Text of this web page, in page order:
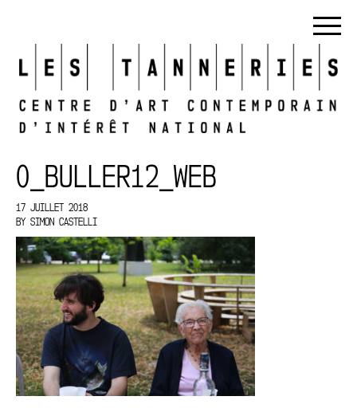
0_BULLER12_WEB
17 JUILLET 2018
BY SIMON CASTELLI